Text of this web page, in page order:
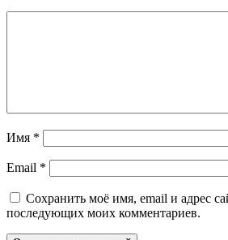
Имя *
Email *
Сохранить моё имя, email и адрес
последующих моих комментариев.